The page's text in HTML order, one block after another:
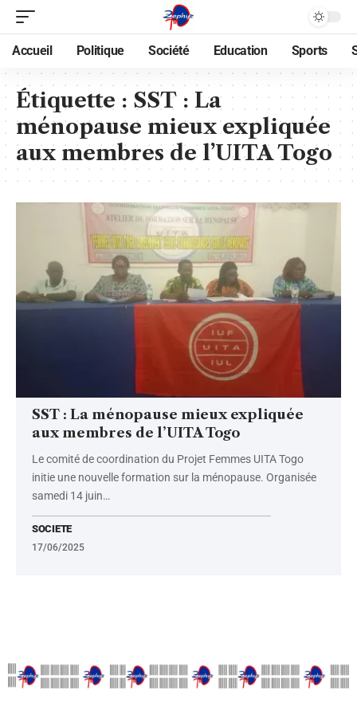
Accueil Politique Société Education Sports
Étiquette : SST : La
ménopause mieux expliquée
aux membres de l’UITA Togo
SST : La ménopause mieux expliquée
aux membres de l’UITA Togo
Le comité de coordination du Projet Femmes UITA Togo
initie une nouvelle formation sur la ménopause. Organisée
samedi 14 juin…
SOCIETE
17/06/2025